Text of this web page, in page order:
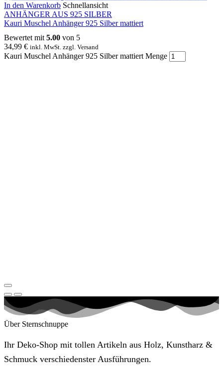
In den Warenkorb Schnellansicht
ANHÄNGER AUS 925 SILBER
Kauri Muschel Anhänger 925 Silber mattiert
Bewertet mit 5.00 von 5
34,99 € inkl. MwSt. zzgl. Versand
Kauri Muschel Anhänger 925 Silber mattiert Menge
Über Sternschnuppe
Ihr Deko-Shop mit tollen Artikeln aus Holz, Kunstharz &
Schmuck verschiedenster Ausführungen.